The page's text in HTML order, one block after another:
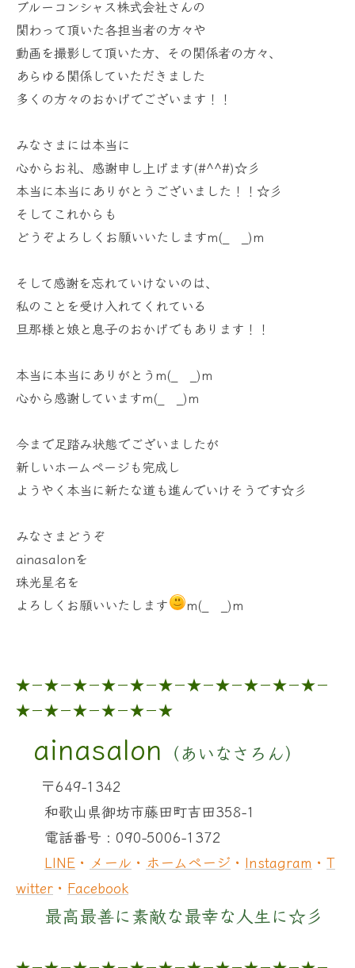
ブルーコンシャス株式会社さんの
関わって頂いた各担当者の方々や
動画を撮影して頂いた方、その関係者の方々、
あらゆる関係していただきました
多くの方々のおかげでございます！！
みなさまには本当に
心からお礼、感謝申し上げます(#^^#)☆彡
本当に本当にありがとうございました！！☆彡
そしてこれからも
どうぞよろしくお願いいたしますm(_ _)m
そして感謝を忘れていけないのは、
私のことを受け入れてくれている
旦那様と娘と息子のおかげでもあります！！
本当に本当にありがとうm(_ _)m
心から感謝していますm(_ _)m
今まで足踏み状態でございましたが
新しいホームページも完成し
ようやく本当に新たな道も進んでいけそうです☆彡
みなさまどうぞ
ainasalonを
珠光星名を
よろしくお願いいたします
m(_ _)m
★－★－★－★－★－★－★－★－★－★－★－
★－★－★－★－★－★
ainasalon （あいなさろん）
〒649-1342
和歌山県御坊市藤田町吉田358-1
電話番号 : 090-5006-1372
LINE ・ メール ・ ホームページ ・ Instagram ・ T
witter ・ Facebook
最高最善に素敵な最幸な人生に☆彡